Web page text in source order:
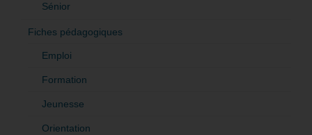
Sénior
Fiches pédagogiques
Emploi
Formation
Jeunesse
Orientation